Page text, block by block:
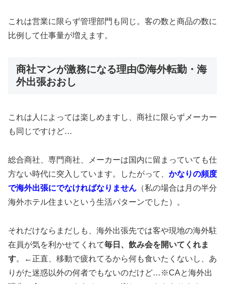
これは営業に限らず管理部門も同じ。客の数と商品の数に
比例して仕事量が増えます。
商社マンが激務になる理由⑤海外転勤・海
外出張おおし
これは人によっては楽しめますし、商社に限らずメーカー
も同じですけど…
総合商社、専門商社、メーカーは国内に留まっていても仕
方ない時代に突入しています。したがって、 かなりの頻度
で海外出張にでなければなりません （私の場合は月の半分
海外ホテル住まいという生活パターンでした）。
それだけならまだしも、海外出張先では客や現地の海外駐
在員が気を利かせてくれて毎日、飲み会を開いてくれま
す。←正直、移動で疲れてるから何も食いたくないし、あ
りがた迷惑以外の何者でもないのだけど…※CAと海外出